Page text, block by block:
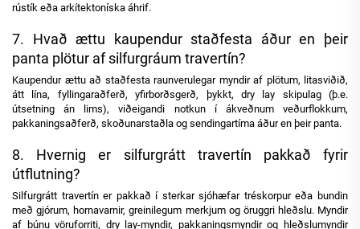
rústík eða arkítektoníska áhrif.
7. Hvað ættu kaupendur staðfesta áður en þeir
panta plötur af silfurgráum travertín?
Kaupendur ættu að staðfesta raunverulegar myndir af plötum, litasviðið,
átt lína, fyllingaraðferð, yfirborðsgerð, þykkt, dry lay skipulag (þ.e.
útsetning án lims), viðeigandi notkun í ákveðnum veðurflokkum,
pakkaningsaðferð, skoðunarstaðla og sendingartíma áður en þeir panta.
8. Hvernig er silfurgrátt travertín pakkað fyrir
útflutning?
Silfurgrátt travertín er pakkað í sterkar sjóhæfar tréskorpur eða bundin
með gjórum, hornavarnir, greinilegum merkjum og öruggri hleðslu. Myndir
af búnu vöruforriti, dry lay-myndir, pakkaningsmyndir og hleðslumyndir